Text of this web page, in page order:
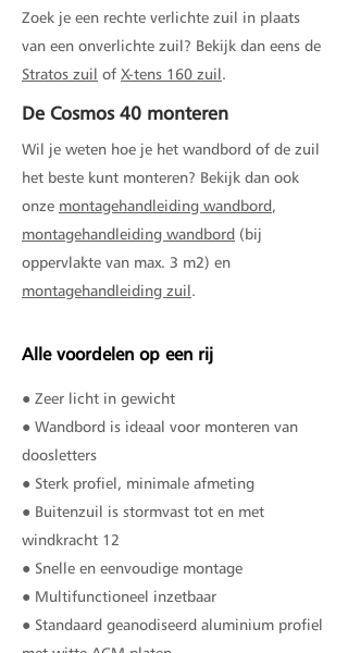
Zoek je een rechte verlichte zuil in plaats
van een onverlichte zuil? Bekijk dan eens de
Stratos zuil of X-tens 160 zuil.
De Cosmos 40 monteren
Wil je weten hoe je het wandbord of de zuil
het beste kunt monteren? Bekijk dan ook
onze montagehandleiding wandbord,
montagehandleiding wandbord (bij
oppervlakte van max. 3 m2) en
montagehandleiding zuil.
Alle voordelen op een rij
● Zeer licht in gewicht
● Wandbord is ideaal voor monteren van
doosletters
● Sterk profiel, minimale afmeting
● Buitenzuil is stormvast tot en met
windkracht 12
● Snelle en eenvoudige montage
● Multifunctioneel inzetbaar
● Standaard geanodiseerd aluminium profiel